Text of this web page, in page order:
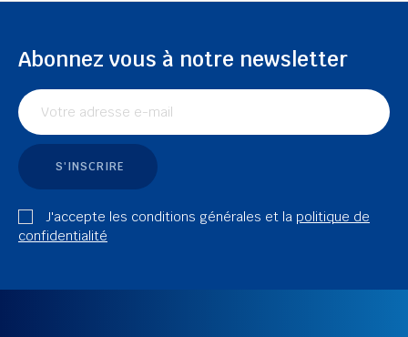
Abonnez vous à notre newsletter
S'INSCRIRE
J'accepte les conditions générales et la politique de
confidentialité